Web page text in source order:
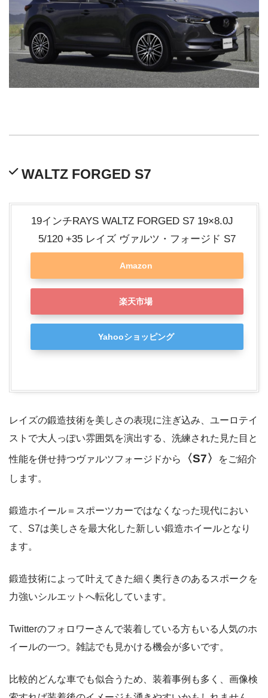
WALTZ FORGED S7
19インチRAYS WALTZ FORGED S7 19×8.0J
5/120 +35 レイズ ヴァルツ・フォージド S7
Amazon
楽天市場
Yahooショッピング
レイズの鍛造技術を美しさの表現に注ぎ込み、ユーロテイ
ストで大人っぽい雰囲気を演出する、洗練された見た目と
性能を併せ持つヴァルツフォージドから 〈S7〉
をご紹介
します。
鍛造ホイール＝スポーツカーではなくなった現代におい
て、S7は美しさを最大化した新しい鍛造ホイールとなり
ます。
鍛造技術によって叶えてきた細く奥行きのあるスポークを
力強いシルエットへ転化しています。
Twitterのフォロワーさんで装着している方もいる人気のホ
イールの一つ。雑誌でも見かける機会が多いです。
比較的どんな車でも似合うため、装着事例も多く、画像検